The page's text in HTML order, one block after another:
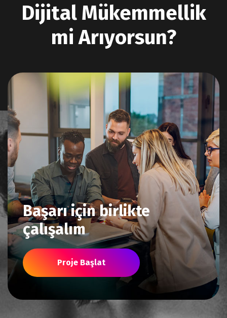
Dijital Mükemmellik
mi Arıyorsun?
Başarı için birlikte
çalışalım
Proje Başlat